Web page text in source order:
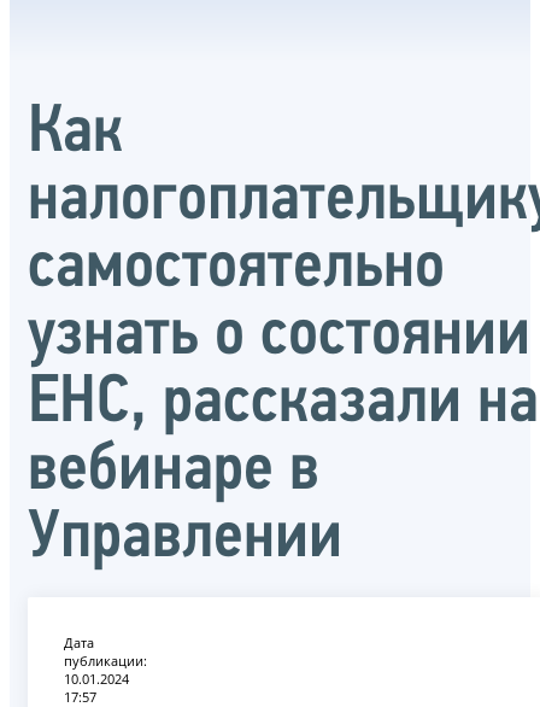
Как
самостоятельно
узнать о состоянии
ЕНС, рассказали на
вебинаре в
Управлении
Дата
публикации:
10.01.2024
17:57